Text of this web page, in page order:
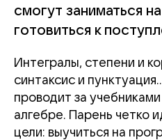
смогут заниматься
готовиться к
Интегралы, степени и
синтаксис и
проводит за
алгебре. Парень четко
цели: выучиться на